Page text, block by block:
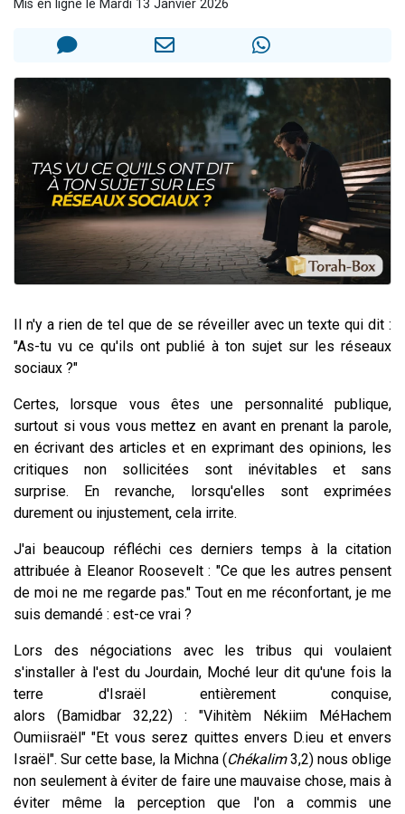
12 nouvelles musiques dans Torah-Box Music
Mis en ligne le Mardi 13 Janvier 2026
Il n'y a rien de tel que de se réveiller avec un texte qui dit :
"As-tu vu ce qu'ils ont publié à ton sujet sur les réseaux
sociaux ?"
Certes, lorsque vous êtes une personnalité publique,
surtout si vous vous mettez en avant en prenant la parole,
en écrivant des articles et en exprimant des opinions, les
critiques non sollicitées sont inévitables et sans
surprise. En revanche, lorsqu'elles sont exprimées
durement ou injustement, cela irrite.
J'ai beaucoup réfléchi ces derniers temps à la citation
attribuée à Eleanor Roosevelt : "Ce que les autres pensent
de moi ne me regarde pas." Tout en me réconfortant, je me
suis demandé : est-ce vrai ?
Lors des négociations avec les tribus qui voulaient
s'installer à l'est du Jourdain, Moché leur dit qu'une fois la
terre d'Israël entièrement conquise,
alors (Bamidbar 32,22) : "Vihitèm Nékiim MéHachem
Oumiisraël" "Et vous serez quittes envers D.ieu et envers
Israël". Sur cette base, la Michna (Chékalim3,2) nous oblige
non seulement à éviter de faire une mauvaise chose, mais à
éviter même la perception que l'on a commis une